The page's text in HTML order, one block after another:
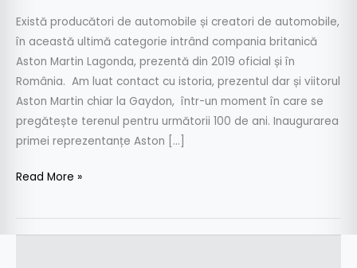
Există producători de automobile și creatori de automobile,
în această ultimă categorie intrând compania britanică
Aston Martin Lagonda, prezentă din 2019 oficial și în
România. Am luat contact cu istoria, prezentul dar și viitorul
Aston Martin chiar la Gaydon, într-un moment în care se
pregătește terenul pentru următorii 100 de ani. Inaugurarea
primei reprezentanțe Aston […]
Read More »